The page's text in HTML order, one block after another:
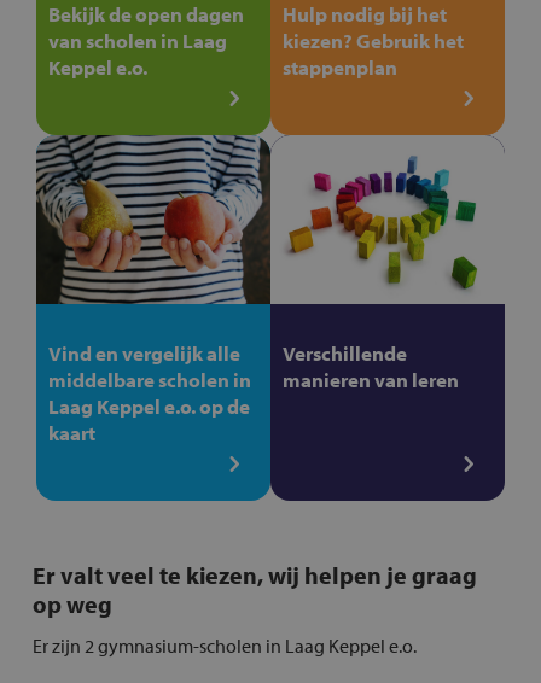
Bekijk de open dagen
van scholen in Laag
Keppel e.o.
Hulp nodig bij het
kiezen? Gebruik het
stappenplan
Vind en vergelijk alle
middelbare scholen in
Laag Keppel e.o. op de
kaart
Verschillende
manieren van leren
Er valt veel te kiezen, wij helpen je graag
op weg
Er zijn 2 gymnasium-scholen in Laag Keppel e.o.